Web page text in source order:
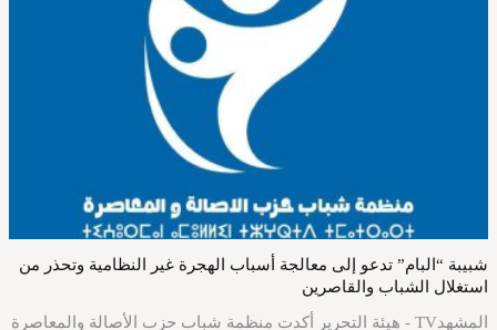
شبيبة “البام” تدعو إلى معالجة أسباب الهجرة غير النظامية وتحذر من
استغلال الشباب والقاصرين
المشهدTV - هيئة التحرير أكدت منظمة شباب حزب الأصالة والمعاصرة